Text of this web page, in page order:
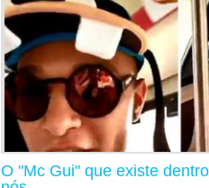
O "Mc Gui" que existe